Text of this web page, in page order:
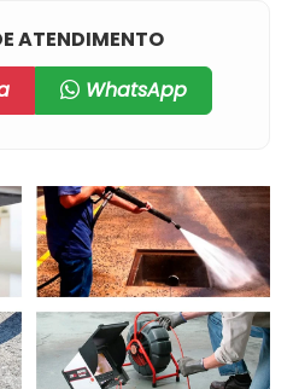
ATENDIMENTO
WhatsApp